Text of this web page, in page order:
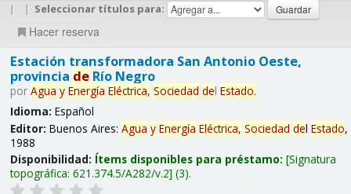
| | Seleccionar títulos para:
Hacer reserva
Estación transformadora San Antonio Oeste,
provincia deRío Negro
por Agua y Energía Eléctrica, Sociedad del Estado.
Idioma: Español
Editor: Buenos Aires: Agua y Energía Eléctrica, Sociedad del Estado,
1988
Disponibilidad: Ítems disponibles para préstamo: Signatura
topográfica: 621.374.5/A282/v.2 (3).